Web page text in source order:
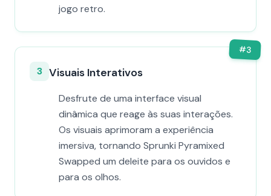
jogo retro.
#3
3 Visuais Interativos
Desfrute de uma interface visual
dinâmica que reage às suas interações.
Os visuais aprimoram a experiência
imersiva, tornando Sprunki Pyramixed
Swapped um deleite para os ouvidos e
para os olhos.